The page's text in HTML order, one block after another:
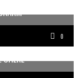
0
CHÈRE